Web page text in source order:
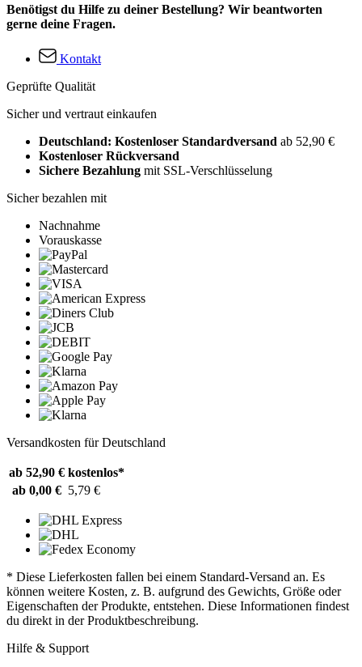
Benötigst du Hilfe zu deiner Bestellung? Wir beantworten
gerne deine Fragen.
Kontakt
Geprüfte Qualität
Sicher und vertraut einkaufen
Deutschland: Kostenloser Standardversand ab 52,90 €
Kostenloser Rückversand
Sichere Bezahlung mit SSL-Verschlüsselung
Sicher bezahlen mit
Nachnahme
Vorauskasse
Versandkosten für Deutschland
ab 52,90 € kostenlos*
ab 0,00 € 5,79 €
* Diese Lieferkosten fallen bei einem Standard-Versand an. Es
können weitere Kosten, z. B. aufgrund des Gewichts, Größe oder
Eigenschaften der Produkte, entstehen. Diese Informationen findest
du direkt in der Produktbeschreibung.
Hilfe & Support